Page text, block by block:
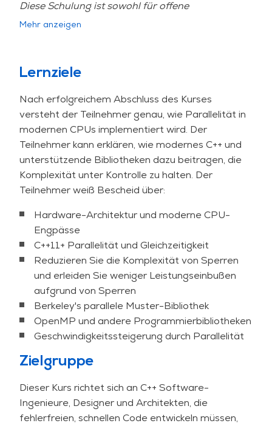
Diese Schulung ist sowohl für offene
Einschreibungen als auch für firmeninterne
und Ihre speziellen Bedürfnisse angepasst
Mehr anzeigen
Lernziele
Nach erfolgreichem Abschluss des Kurses
versteht der Teilnehmer genau, wie Parallelität in
modernen CPUs implementiert wird. Der
Teilnehmer kann erklären, wie modernes C++ und
unterstützende Bibliotheken dazu beitragen, die
Komplexität unter Kontrolle zu halten. Der
Teilnehmer weiß Bescheid über:
Hardware-Architektur und moderne CPU-
Engpässe
C++11+ Parallelität und Gleichzeitigkeit
Reduzieren Sie die Komplexität von Sperren
und erleiden Sie weniger Leistungseinbußen
aufgrund von Sperren
Berkeley's parallele Muster-Bibliothek
OpenMP und andere Programmierbibliotheken
Geschwindigkeitssteigerung durch Parallelität
Zielgruppe
Dieser Kurs richtet sich an C++ Software-
Ingenieure, Designer und Architekten, die
fehlerfreien, schnellen Code entwickeln müssen,